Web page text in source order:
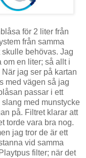
för 2 liter från
från samma
behövas. Jag
om en liter; så allt i
jag ser på kartan
med vägen så jag
passar i ett
med munstycke
på. Filtret klarar att
torde vara bra nog.
jag tror de är ett
vid samma
filter; när det